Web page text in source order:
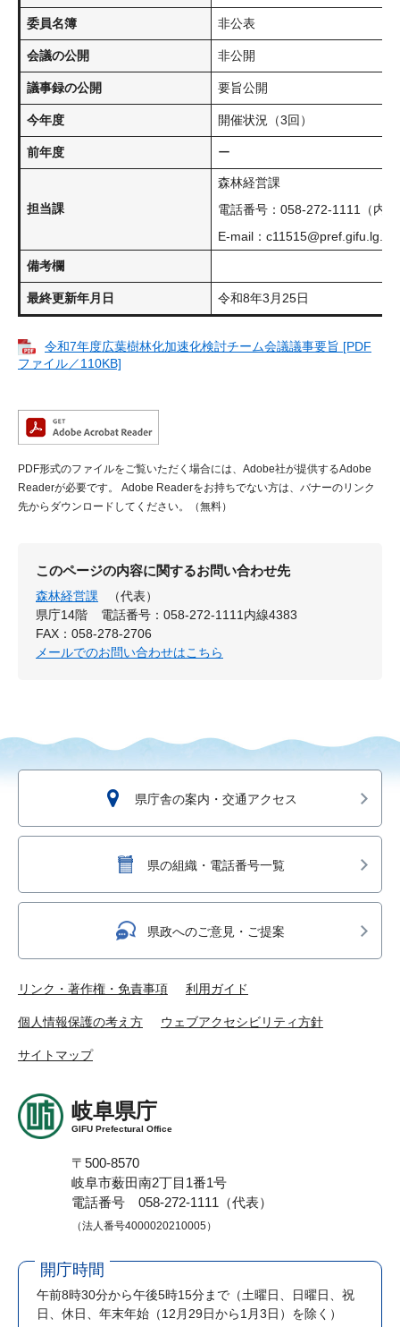
委員名簿 非公表
会議の公開 非公開
議事録の公開 要旨公開
今年度 開催状況（3回）
前年度 ー
担当課
森林経営課
電話番号：058-272-1111（内
E-mail：c11515@pref.gifu.lg.jp
備考欄
最終更新年月日 令和8年3月25日
令和7年度広葉樹林化加速化検討チーム会議議事要旨 [PDF
ファイル／110KB]
PDF形式のファイルをご覧いただく場合には、Adobe社が提供するAdobe
Readerが必要です。
Adobe Readerをお持ちでない方は、バナーのリンク
先からダウンロードしてください。（無料）
このページの内容に関するお問い合わせ先
森林経営課
（代表）
県庁14階
電話番号：058-272-1111内線4383
FAX：058-278-2706
メールでのお問い合わせはこちら
県庁舎の案内・交通アクセス
県の組織・電話番号一覧
県政へのご意見・ご提案
リンク・著作権・免責事項 利用ガイド
個人情報保護の考え方 ウェブアクセシビリティ方針
サイトマップ
岐阜県庁
GIFU Prefectural Office
〒500-8570
岐阜市薮田南2丁目1番1号
電話番号 058-272-1111（代表）
（法人番号4000020210005）
開庁時間
午前8時30分から午後5時15分まで （土曜日、日曜日、祝
日、休日、年末年始（12月29日から1月3日）を除く）